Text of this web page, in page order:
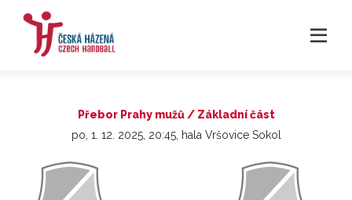
Přebor Prahy mužů / Základní část
po, 1. 12. 2025, 20:45, hala Vršovice Sokol